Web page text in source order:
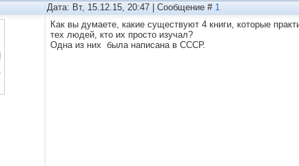
Дата: Вт, 15.12.15, 20:47 | Сообщение # 1
Как вы думаете, какие существуют 4 книги, которые
тех людей, кто их просто изучал?
Одна из них была написана в СССР.